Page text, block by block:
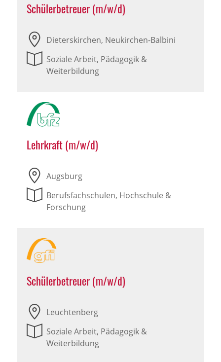
Schülerbetreuer (m/w/d)
Dieterskirchen, Neukirchen-Balbini
Soziale Arbeit, Pädagogik &
Weiterbildung
Lehrkraft (m/w/d)
Augsburg
Berufsfachschulen, Hochschule &
Forschung
Schülerbetreuer (m/w/d)
Leuchtenberg
Soziale Arbeit, Pädagogik &
Weiterbildung